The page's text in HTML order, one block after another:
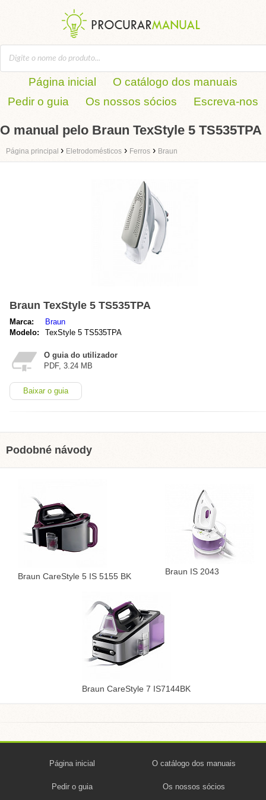
Página inicial
O catálogo dos manuais
Pedir o guia
Os nossos sócios Escreva-nos
O manual pelo Braun TexStyle 5 TS535TPA
Página principal › Eletrodomésticos › Ferros › Braun
Braun TexStyle 5 TS535TPA
Marca:
Braun
Modelo:
TexStyle 5 TS535TPA
O guia do utilizador
PDF, 3.24 MB
Baixar o guia
Podobné návody
Braun CareStyle 5 IS 5155 BK Braun IS 2043
Braun CareStyle 7 IS7144BK
Página inicial O catálogo dos manuais
Pedir o guia Os nossos sócios